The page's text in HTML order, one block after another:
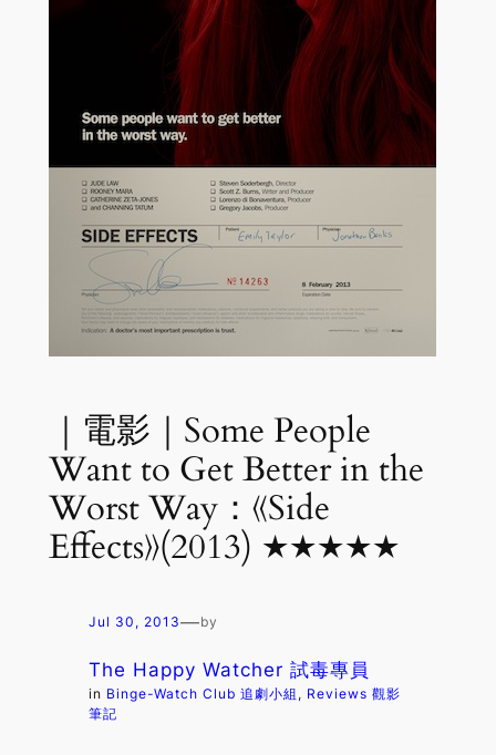
｜電影｜Some People
Want to Get Better in the
Worst Way：《Side
Effects》(2013) ★★★★★
Jul 30, 2013—by
The Happy Watcher 試毒專員
in Binge-Watch Club 追劇小組 , Reviews 觀影
筆記